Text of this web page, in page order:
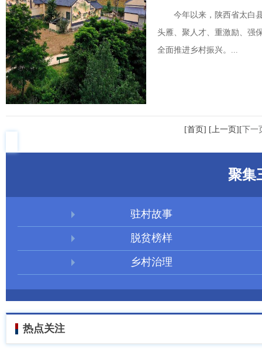
今年以来，陕西省太白
头雁、聚人才、重激励、强
全面推进乡村振兴。...
[首页] [上一页][下一
聚集
驻村故事
脱贫榜样
乡村治理
热点关注